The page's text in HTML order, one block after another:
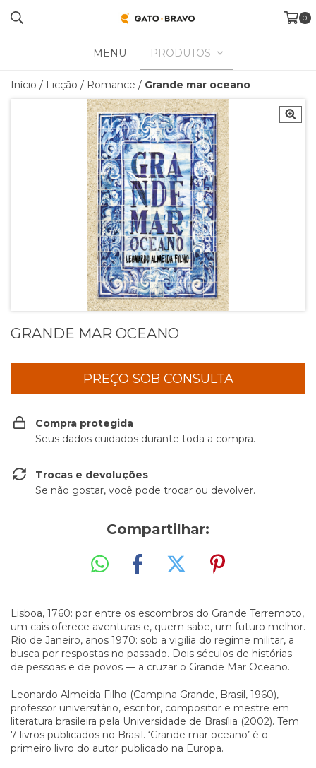
0
MENU PRODUTOS
Início / Ficção / Romance / Grande mar oceano
GRANDE MAR OCEANO
Compra protegida
Seus dados cuidados durante toda a compra.
Trocas e devoluções
Se não gostar, você pode trocar ou devolver.
Compartilhar:
Lisboa, 1760: por entre os escombros do Grande Terremoto,
um cais oferece aventuras e, quem sabe, um futuro melhor.
Rio de Janeiro, anos 1970: sob a vigília do regime militar, a
busca por respostas no passado. Dois séculos de histórias —
de pessoas e de povos — a cruzar o Grande Mar Oceano.
Leonardo Almeida Filho (Campina Grande, Brasil, 1960),
professor universitário, escritor, compositor e mestre em
literatura brasileira pela Universidade de Brasília (2002). Tem
7 livros publicados no Brasil. ‘Grande mar oceano’ é o
primeiro livro do autor publicado na Europa.